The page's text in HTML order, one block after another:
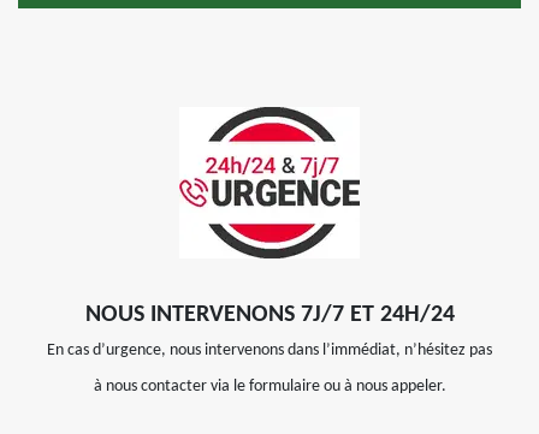
NOUS INTERVENONS 7J/7 ET 24H/24
En cas d’urgence, nous intervenons dans l’immédiat, n’hésitez pas
à nous contacter via le formulaire ou à nous appeler.